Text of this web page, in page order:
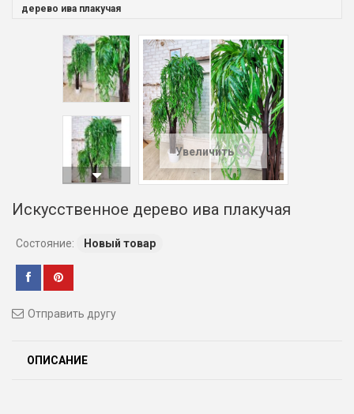
дерево ива плакучая
Увеличить
Искусственное дерево ива плакучая
Состояние: Новый товар
Отправить другу
ОПИСАНИЕ